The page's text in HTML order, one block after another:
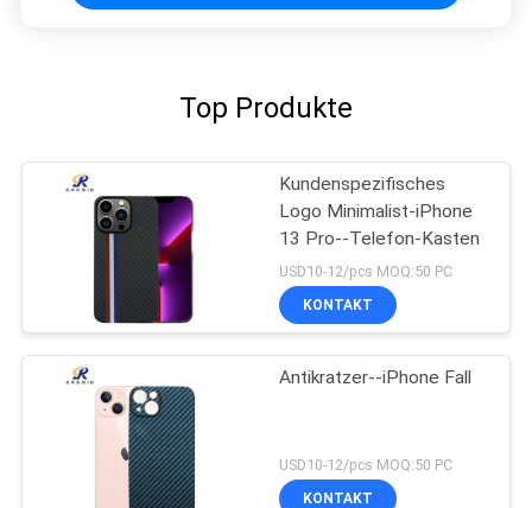
Top Produkte
Kundenspezifisches
Logo Minimalist-iPhone
13 Pro--Telefon-Kasten
USD10-12/pcs MOQ:50 PC
KONTAKT
Antikratzer--iPhone Fall
USD10-12/pcs MOQ:50 PC
KONTAKT